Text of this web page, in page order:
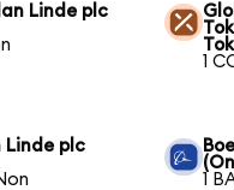
Linde plc
1
Linde plc
1